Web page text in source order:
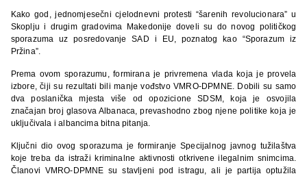
Kako god, jednomjesečni cjelodnevni protesti “šarenih revolucionara” u
Skoplju i drugim gradovima Makedonije doveli su do novog političkog
sporazuma uz posredovanje SAD i EU, poznatog kao “Sporazum iz
Pržina”.
Prema ovom sporazumu, formirana je privremena vlada koja je provela
izbore, čiji su rezultati bili manje vođstvo VMRO-DPMNE. Dobili su samo
dva poslanička mjesta više od opozicione SDSM, koja je osvojila
značajan broj glasova Albanaca, prevashodno zbog njene politike koja je
uključivala i albancima bitna pitanja.
Ključni dio ovog sporazuma je formiranje Specijalnog javnog tužilaštva
koje treba da istraži kriminalne aktivnosti otkrivene ilegalnim snimcima.
Članovi VMRO-DPMNE su stavljeni pod istragu, ali je partija optužila